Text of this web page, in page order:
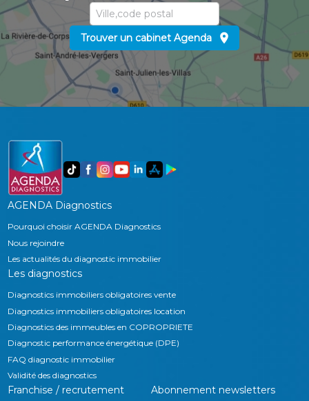
Trouver un cabinet Agenda
AGENDA Diagnostics
Pourquoi choisir AGENDA Diagnostics
Nous rejoindre
Les actualités du diagnostic immobilier
Les diagnostics
Diagnostics immobiliers obligatoires vente
Diagnostics immobiliers obligatoires location
Diagnostics des immeubles en COPROPRIETE
Diagnostic performance énergétique (DPE)
FAQ diagnostic immobilier
Validité des diagnostics
Franchise / recrutement Abonnement newsletters